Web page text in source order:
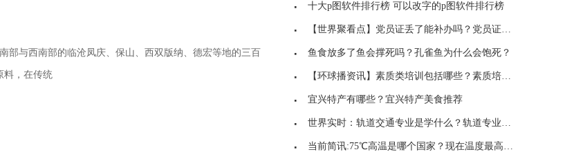
部与西南部的临沧凤庆、保山、西双版纳、德宏等地的三百
料，在传统
十大p图软件排行榜 可以改字的p图软件排行榜
【世界聚看点】党员证丢了能补办吗？党员证丢失了怎
鱼食放多了鱼会撑死吗？孔雀鱼为什么会饱死？
【环球播资讯】素质类培训包括哪些？素质培训的目的
宜兴特产有哪些？宜兴特产美食推荐
世界实时：轨道交通专业是学什么？轨道专业的解答
当前简讯:75℃高温是哪个国家？现在温度最高的国家